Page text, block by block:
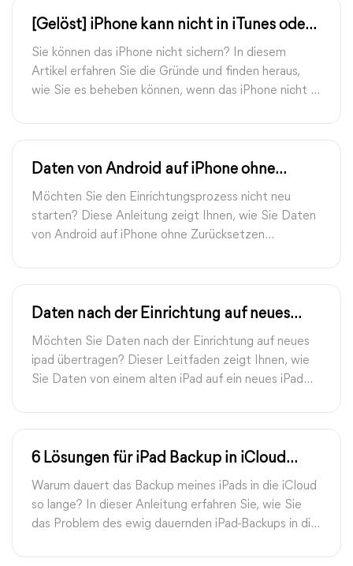
[Gelöst] iPhone kann nicht in iTunes oder
iCloud gesichert werden
Sie können das iPhone nicht sichern? In diesem
Artikel erfahren Sie die Gründe und finden heraus,
wie Sie es beheben können, wenn das iPhone nicht in
Daten von Android auf iPhone ohne
Zurücksetzen übertragen
Möchten Sie den Einrichtungsprozess nicht neu
starten? Diese Anleitung zeigt Ihnen, wie Sie Daten
von Android auf iPhone ohne Zurücksetzen
Daten nach der Einrichtung auf neues
iPad übertragen | FoneTool
Möchten Sie Daten nach der Einrichtung auf neues
ipad übertragen? Dieser Leitfaden zeigt Ihnen, wie
Sie Daten von einem alten iPad auf ein neues iPad
6 Lösungen für iPad Backup in iCloud
dauert ewig
Warum dauert das Backup meines iPads in die iCloud
so lange? In dieser Anleitung erfahren Sie, wie Sie
das Problem des ewig dauernden iPad-Backups in die